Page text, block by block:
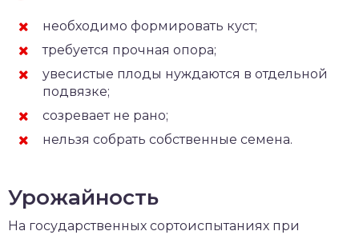
необходимо формировать куст;
требуется прочная опора;
увесистые плоды нуждаются в отдельной
подвязке;
созревает не рано;
нельзя собрать собственные семена.
Урожайность
На государственных сортоиспытаниях при